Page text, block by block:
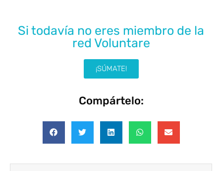
Si todavía no eres miembro de la
red Voluntare​
¡SÚMATE!
Compártelo: